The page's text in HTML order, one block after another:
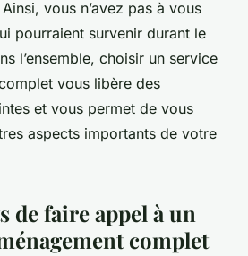
vous n’avez pas à vous
pourraient survenir durant le
l’ensemble, choisir un service
vous libère des
et vous permet de vous
aspects importants de votre
de faire appel à un
complet